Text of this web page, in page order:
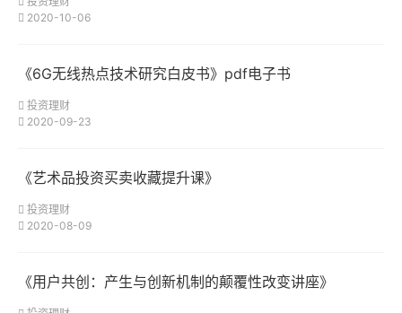
2020-10-06
《6G无线热点技术研究白皮书》pdf电子书
投资理财
2020-09-23
《艺术品投资买卖收藏提升课》
投资理财
2020-08-09
《用户共创：产生与创新机制的颠覆性改变讲座》